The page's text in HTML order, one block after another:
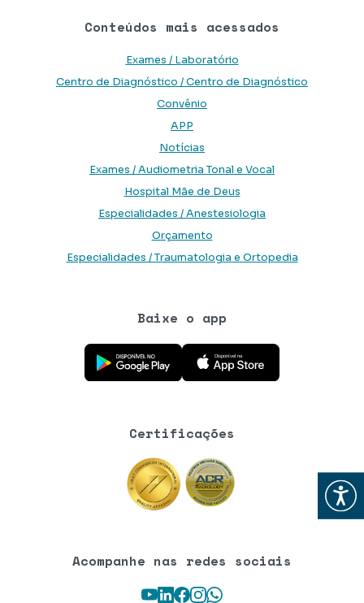
Abrir
Conteúdos mais acessados
Exames / Laboratório
Centro de Diagnóstico / Centro de Diagnóstico
Convênio
APP
Notícias
Exames / Audiometria Tonal e Vocal
Hospital Mãe de Deus
Especialidades / Anestesiologia
Orçamento
Especialidades / Traumatologia e Ortopedia
Baixe o app
Baixe o aplicativo na Google Play Store
Baixe o aplicativo na App Store
Certificações
Acompanhe nas redes sociais
Youtube
LinkedIn
Facebook
Instagram
WhatsApp